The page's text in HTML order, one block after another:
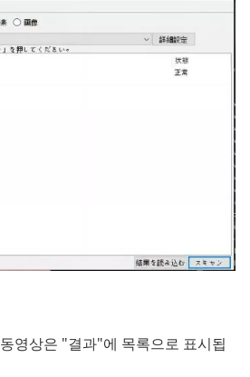
영상은 "결과"에 목록으로 표시됩